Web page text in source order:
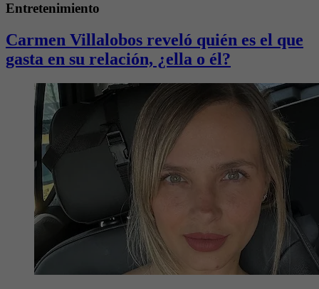
Entretenimiento
Carmen Villalobos reveló quién es el que
gasta en su relación, ¿ella o él?